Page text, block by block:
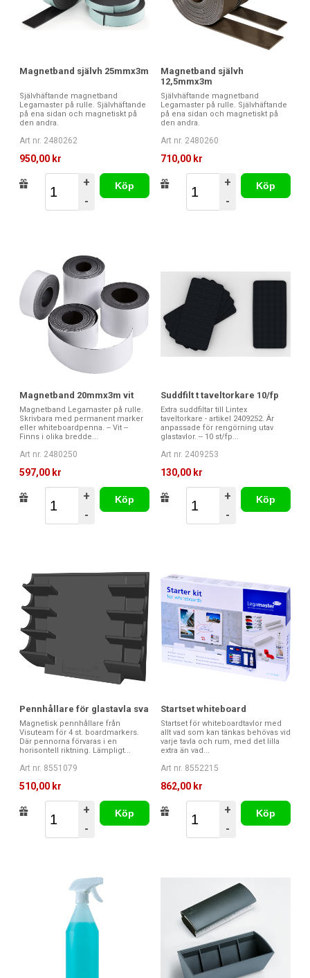
Magnetband självh 25mmx3m
Självhäftande magnetband
Legamaster på rulle. Självhäftande
på ena sidan och magnetiskt på
den andra.
Art nr. 2480262
950,00 kr
+
-
Köp
Magnetband självh
12,5mmx3m
Självhäftande magnetband
Legamaster på rulle. Självhäftande
på ena sidan och magnetiskt på
den andra.
Art nr. 2480260
710,00 kr
+
-
Köp
Magnetband 20mmx3m vit
Magnetband Legamaster på rulle.
Skrivbara med permanent marker
eller whiteboardpenna. -- Vit --
Finns i olika bredde...
Art nr. 2480250
597,00 kr
+
-
Köp
Suddfilt t taveltorkare 10/fp
Extra suddfiltar till Lintex
taveltorkare - artikel 2409252. Är
anpassade för rengörning utav
glastavlor. -- 10 st/fp...
Art nr. 2409253
130,00 kr
+
-
Köp
Pennhållare för glastavla sva
Magnetisk pennhållare från
Visuteam för 4 st. boardmarkers.
Där pennorna förvaras i en
horisontell riktning. Lämpligt...
Art nr. 8551079
510,00 kr
+
-
Köp
Startset whiteboard
Startset för whiteboardtavlor med
allt vad som kan tänkas behövas vid
varje tavla och rum, med det lilla
extra än vad...
Art nr. 8552215
862,00 kr
+
-
Köp